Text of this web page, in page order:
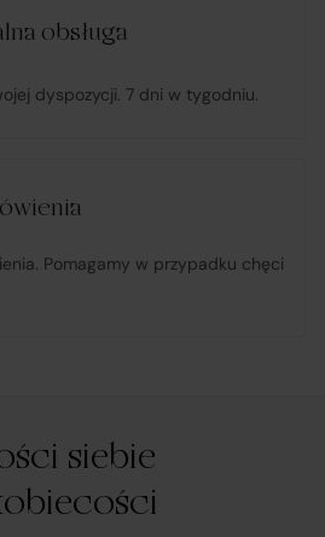
obsługa
dyspozycji. 7 dni w tygodniu.
Pomagamy w przypadku chęci
siebie